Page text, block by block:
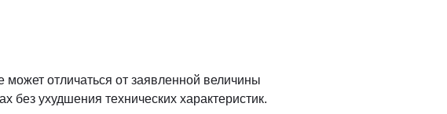
может отличаться от заявленной величины
без ухудшения технических характеристик.